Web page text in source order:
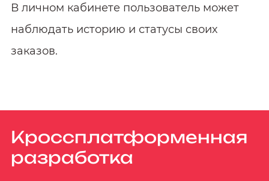
В личном кабинете пользователь может
наблюдать историю и статусы своих
заказов.
Кроссплатформенная
разработка